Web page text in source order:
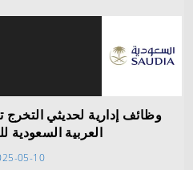
وظائف إدارية لحديثي
العربية السعودية
05-10